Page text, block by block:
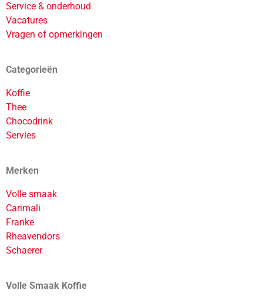
Service & onderhoud
Vacatures
Vragen of opmerkingen
Categorieën
Koffie
Thee
Chocodrink
Servies
Merken
Volle smaak
Carimali
Franke
Rheavendors
Schaerer
Volle Smaak Koffie